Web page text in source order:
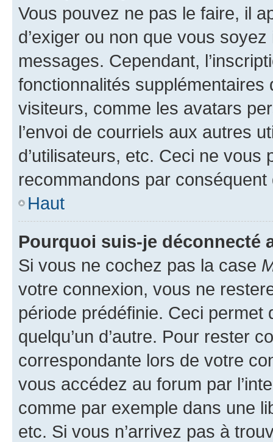
Vous pouvez ne pas le faire, il
d’exiger ou non que vous
messages. Cependant,
fonctionnalités
visiteurs, comme les avatars
l’envoi de courriels aux autres
d’utilisateurs, etc. Ceci ne vous
recommandons par conséquent
Haut
Pourquoi suis-je déconnecté
Si vous ne cochez pas la case
votre connexion, vous ne
période prédéfinie. Ceci permet
quelqu’un d’autre. Pour rester
correspondante lors de votre
vous accédez au forum par
comme par exemple dans une
etc. Si vous n’arrivez pas à